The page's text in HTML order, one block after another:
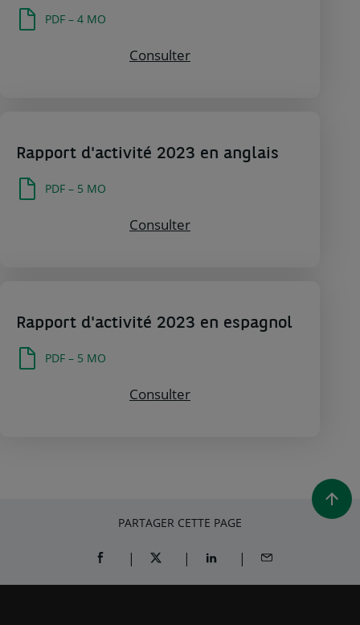
PDF – 4 MO
ConsulterConsulter Rapport
Rapport d'activité 2023 en anglais
PDF – 5 MO
ConsulterConsulter Rapport
Rapport d'activité 2023 en espagnol
PDF – 5 MO
ConsulterConsulter Rapport
PARTAGER CETTE PAGE
PARTAGER SUR FACEBOOK (OUVRE UNE
PARTAGER SUR X (OUVRE UNE
PARTAGER SUR LINKEDIN
PARTAGER PAR